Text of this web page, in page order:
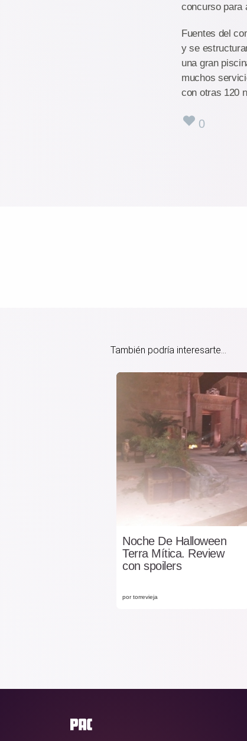
concurso para
Fuentes del
y se
una gran
muchos
con otras 120
0
También podría interesarte...
Noche De Halloween
Terra Mítica. Review
con spoilers
por torrevieja